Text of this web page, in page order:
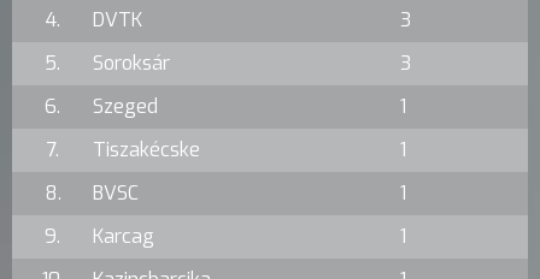
4.
DVTK
3
5.
Soroksár
3
6.
Szeged
1
7.
Tiszakécske
1
8.
BVSC
1
9.
Karcag
1